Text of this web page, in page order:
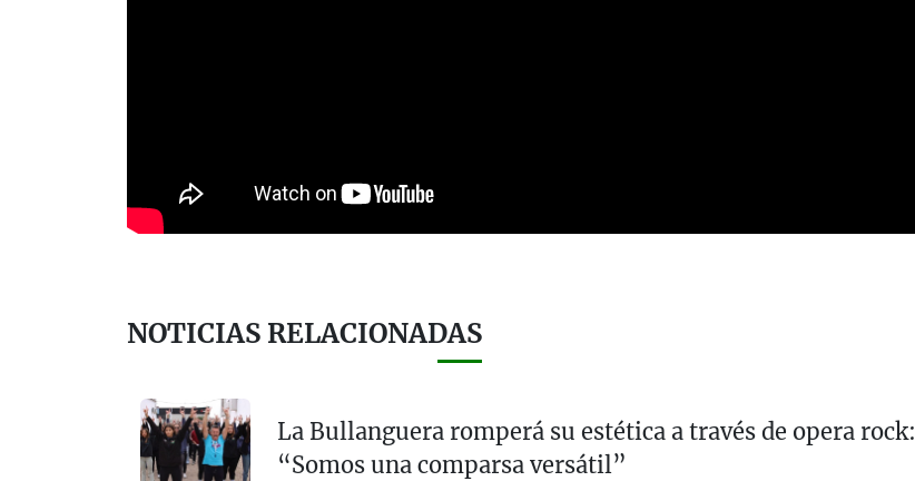
NOTICIAS RELACIONADAS
La Bullanguera romperá su estética a través de opera rock:
“Somos una comparsa versátil”